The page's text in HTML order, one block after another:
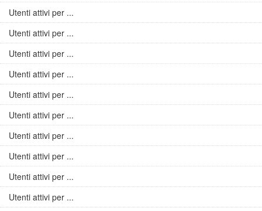
Utenti attivi per ...
Utenti attivi per ...
Utenti attivi per ...
Utenti attivi per ...
Utenti attivi per ...
Utenti attivi per ...
Utenti attivi per ...
Utenti attivi per ...
Utenti attivi per ...
Utenti attivi per ...